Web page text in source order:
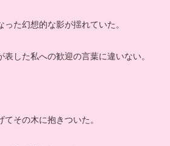
た幻想的な影が揺れていた。
した私への歓迎の言葉に違いない。
その木に抱きついた。